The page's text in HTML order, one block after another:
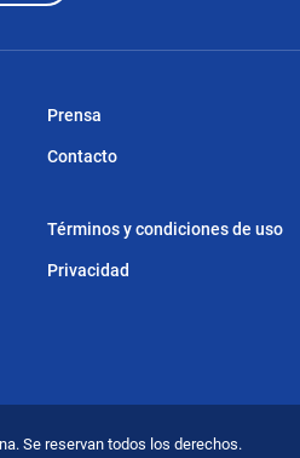
Prensa
Contacto
Términos y condiciones de uso
Privacidad
Se reservan todos los derechos.